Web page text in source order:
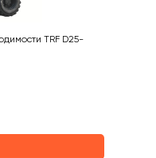
TRF D25-